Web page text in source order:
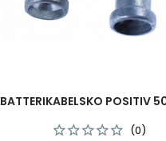
BATTERIKABELSKO POSITIV
(0)